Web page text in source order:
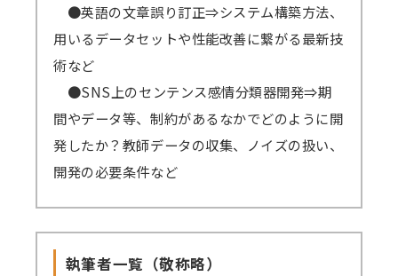
●英語の文章誤り訂正⇒システム構築方法、
用いるデータセットや性能改善に繋がる最新技
術など
●SNS上のセンテンス感情分類器開発⇒期
間やデータ等、制約があるなかでどのように開
発したか？教師データの収集、ノイズの扱い、
開発の必要条件など
執筆者一覧（敬称略）